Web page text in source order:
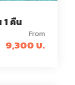
1 คืน
From
9,300 บ.